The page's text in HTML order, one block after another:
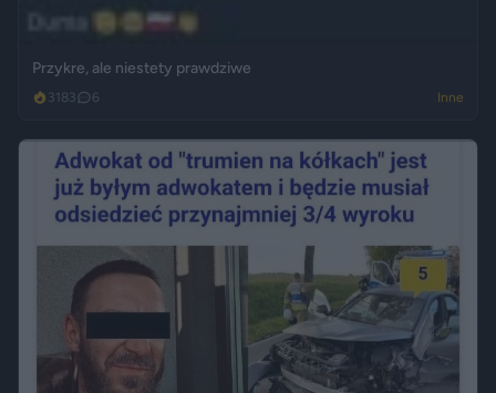
Przykre, ale niestety prawdziwe
3183 6 Inne